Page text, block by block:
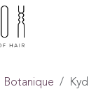
Botanique